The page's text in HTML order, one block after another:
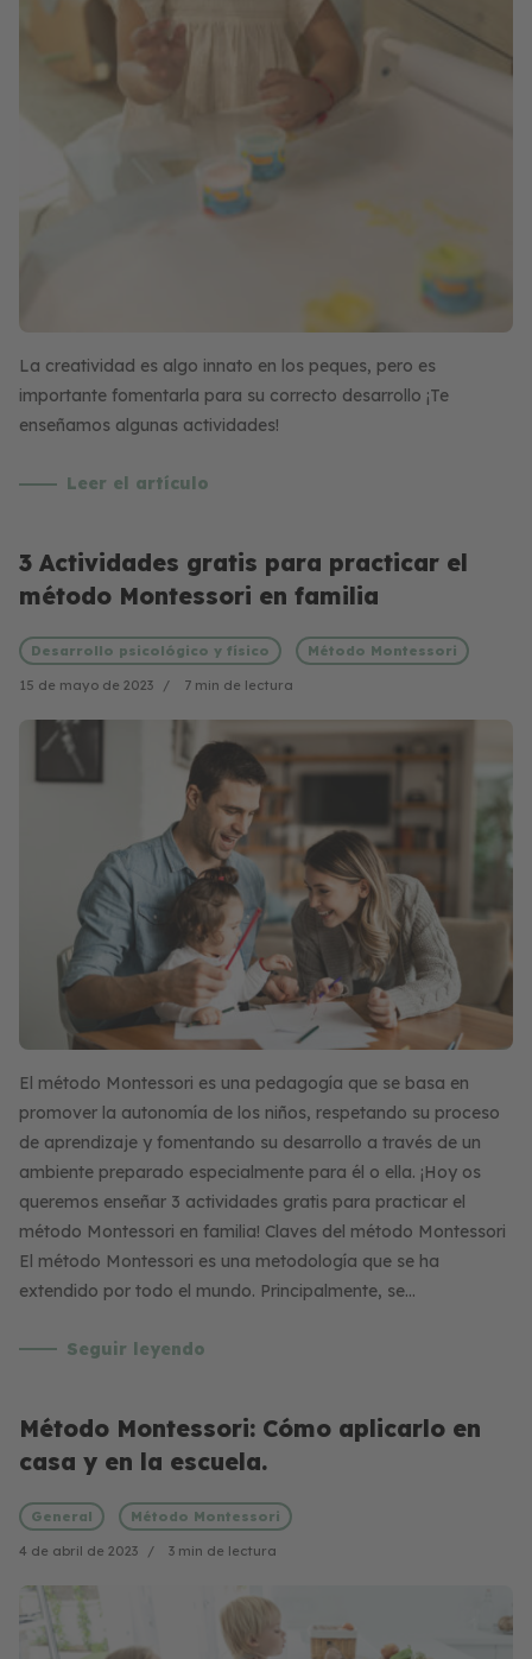
La creatividad es algo innato en los peques, pero es
importante fomentarla para su correcto desarrollo ¡Te
enseñamos algunas actividades!
Leer el artículo
3 Actividades gratis para practicar el
método Montessori en familia
Desarrollo psicológico y físico Método Montessori
15 de mayo de 2023 7 min de lectura
El método Montessori es una pedagogía que se basa en
promover la autonomía de los niños, respetando su proceso
de aprendizaje y fomentando su desarrollo a través de un
ambiente preparado especialmente para él o ella. ¡Hoy os
queremos enseñar 3 actividades gratis para practicar el
método Montessori en familia! Claves del método Montessori
El método Montessori es una metodología que se ha
extendido por todo el mundo. Principalmente, se…
Seguir leyendo
Método Montessori: Cómo aplicarlo en
casa y en la escuela.
General Método Montessori
4 de abril de 2023 3 min de lectura